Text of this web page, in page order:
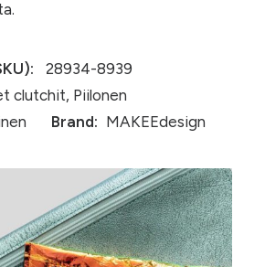
28934-8939
clutchit, Piilonen
Brand: MAKEEdesign